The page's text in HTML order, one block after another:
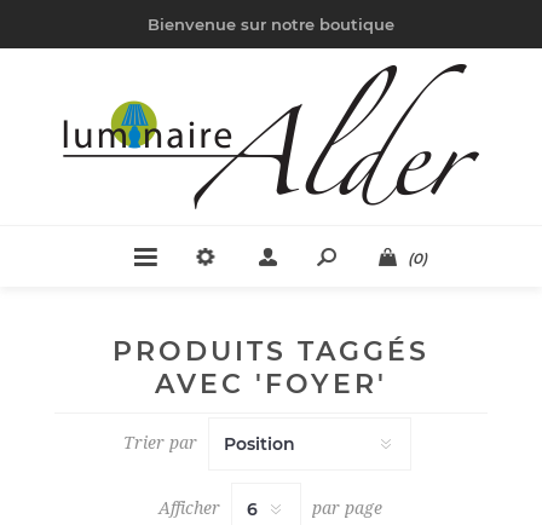
Bienvenue sur notre boutique
(0)
PRODUITS TAGGÉS
AVEC 'FOYER'
Trier par
Afficher par page